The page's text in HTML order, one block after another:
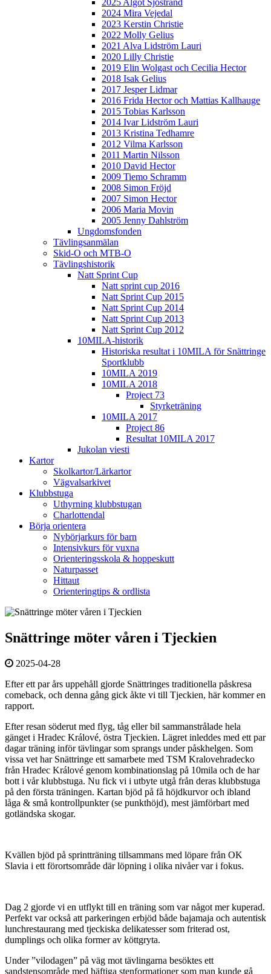
2024 Mira Vejedal
2023 Kerstin Christie
2022 Molly Gelius
2021 Alva Lidström Lauri
2020 Lilly Christie
2019 Elin Wolgast och Cecilia Hector
2018 Isak Gelius
2017 Jesper Lidmar
2016 Frida Hector och Mattias Kallhauge
2015 Tobias Karlsson
2014 Ivar Lidström Lauri
2013 Kristina Tedhamre
2012 Vilma Karlsson
2011 Martin Nilsson
2010 David Hector
2009 Tiemo Schramm
2008 Simon Fröjd
2007 Simon Hector
2006 Maria Movin
2005 Jenny Dahlström
Ungdomsfonden
Tävlingsanmälan
Skid-O och MTB-O
Tävlingshistorik
Natt Sprint Cup
Natt sprint cup 2016
Natt Sprint Cup 2015
Natt Sprint Cup 2014
Natt Sprint Cup 2013
Natt Sprint Cup 2012
10MILA-historik
Historiska resultat i 10MILA för Snättringe
Sportklubb
10MILA 2019
10MILA 2018
Project 73
Styrketräning
10MILA 2017
Project 86
Resultat 10MILA 2017
Jukolan viesti
Kartor
Skolkartor/Lärkartor
Vägvalsarkivet
Klubbstuga
Uthyrning klubbstugan
Charlottendal
Börja orientera
Nybörjarkurs för barn
Intensivkurs för vuxna
Orienteringsskola & hoppeskutt
Naturpasset
Hittaut
Orienteringtips & ordlista
Snättringe möter våren i Tjeckien
2025-04-28
Efter ett par års uppehåll gjorde Snättringes traditionella påskresa
comeback, och denna gång gick åkte vi till Tjeckien, här kommer en
rapport.
Efter resan söderut med flyg, tåg eller bil sammanstrålade hela
gänget i Hradec Králové, östra Tjeckien. Lägret inleddes med ett par
dagar träning inför tävlingar som sprangs under påskhelgen. Som
vissa vet har Snättringe ett samarbete med TSM Kralovehradecko
från Hradec Králové genom kombinationslag på 10mila och de har
bott i vår klubbstuga. Nu fick vi i utbyte utgå från deras klubbstuga
på den första träningen. Kartan bjöd på få höjdkurvor och ibland
låga & små kontrollpunkter (se punkthöjd), mest jämförbart med
gotländska skogar.
Kvällen bjöd på sprintträning tillsammans med löpare från OK
Slavia i ett förortsområde där löpning i olika nivåer var i fokus.
Dag 2 gjorde vi en utflykt till en träning som var något mer kuperad.
Perfekt var också att parkeringen erbjöd både bajamaja och autentisk
lunchrestaurang med tjeckiska delikatesser som friterad ost,
dumplings och olika former av köttgryta.
Under ”vilodagen” på väg mot tävlingarna besöktes ett
sandstensområde med häftiga stenformationer som man kunde gå